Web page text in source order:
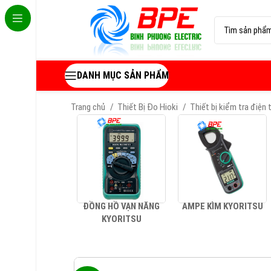
DANH MỤC SẢN PHẨM
Trang chủ Thiết Bị Đo Hioki Thiết bị kiểm tra điện
ĐỒNG HỒ VẠN NĂNG
KYORITSU
AMPE KÌM KYORITSU